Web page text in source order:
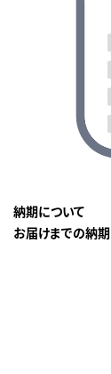
納期について
お届けまでの納